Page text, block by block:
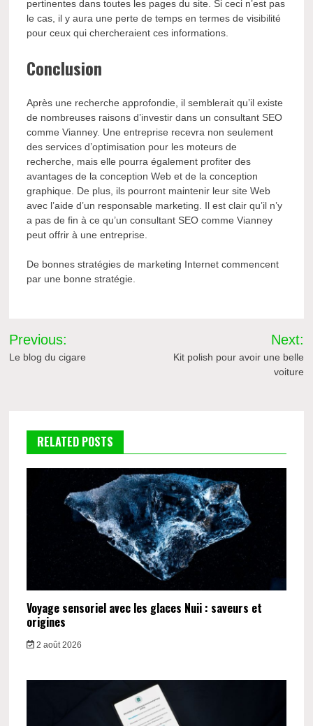
pertinentes dans toutes les pages du site. Si ceci n’est pas
le cas, il y aura une perte de temps en termes de visibilité
pour ceux qui chercheraient ces informations.
Conclusion
Après une recherche approfondie, il semblerait qu’il existe
de nombreuses raisons d’investir dans un consultant SEO
comme Vianney. Une entreprise recevra non seulement
des services d’optimisation pour les moteurs de
recherche, mais elle pourra également profiter des
avantages de la conception Web et de la conception
graphique. De plus, ils pourront maintenir leur site Web
avec l’aide d’un responsable marketing. Il est clair qu’il n’y
a pas de fin à ce qu’un consultant SEO comme Vianney
peut offrir à une entreprise.
De bonnes stratégies de marketing Internet commencent
par une bonne stratégie.
Navigation
de
Previous:
Le blog du cigare
Next:
Kit polish pour avoir une belle
voiture
RELATED POSTS
Voyage sensoriel avec les glaces Nuii : saveurs et
origines
2 août 2026